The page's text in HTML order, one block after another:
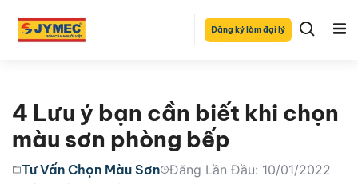
Đăng ký làm đại lý
4 Lưu ý bạn cần biết khi chọn
màu sơn phòng bếp
Tư Vấn Chọn Màu Sơn Đăng Lần Đầu: 10/01/2022